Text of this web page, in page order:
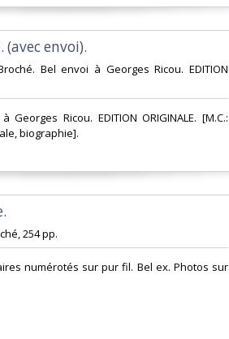
envoi).‎
Bel envoi à Georges Ricou. EDITION
Ricou. EDITION ORIGINALE. [M.C.:
biographie].‎
254 pp.
numérotés sur pur fil. Bel ex. Photos sur